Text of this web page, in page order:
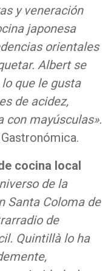
y veneración
japonesa
orientales
Albert se
que le gusta
de acidez,
con mayúsculas».
cocina local
de la
Santa Coloma de
de
Quintillà lo ha